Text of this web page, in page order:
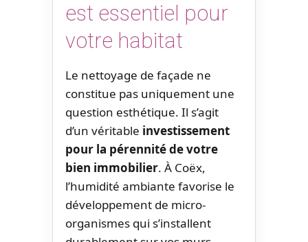
est essentiel pour
votre habitat
Le nettoyage de façade ne
constitue pas uniquement une
question esthétique. Il s’agit
d’un véritable investissement
pour la pérennité de votre
bien immobilier. À Coëx,
l’humidité ambiante favorise le
développement de micro-
organismes qui s’installent